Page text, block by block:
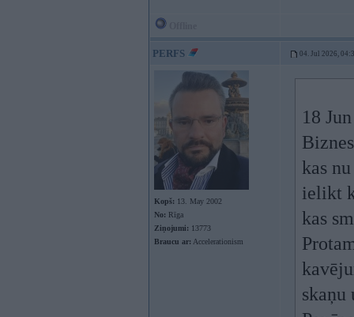
PERFS 04. Jul 2026,
Kopš: 13. May 2002
No: Rīga
Ziņojumi: 13773
Braucu ar: Accelerationism
18
kas
ielikt
kas
skaņu